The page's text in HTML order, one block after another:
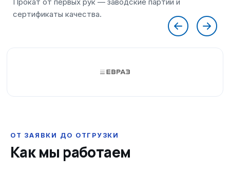
ОТ ЗАЯВКИ ДО ОТГРУЗКИ
Как мы работаем